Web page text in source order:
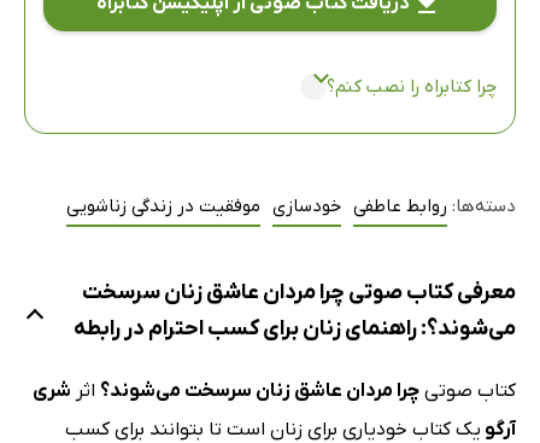
چرا کتابراه را نصب کنم؟
دسته‌ها: روابط عاطفی خودسازی موفقیت در زندگی زناشویی
معرفی کتاب صوتی چرا مردان عاشق زنان سرسخت
می‌شوند؟: راهنمای زنان برای کسب احترام در رابطه
کتاب صوتی چرا مردان عاشق زنان سرسخت می‌شوند؟ اثر شری
آرگو یک کتاب خودیاری برای زنان است تا بتوانند برای کسب